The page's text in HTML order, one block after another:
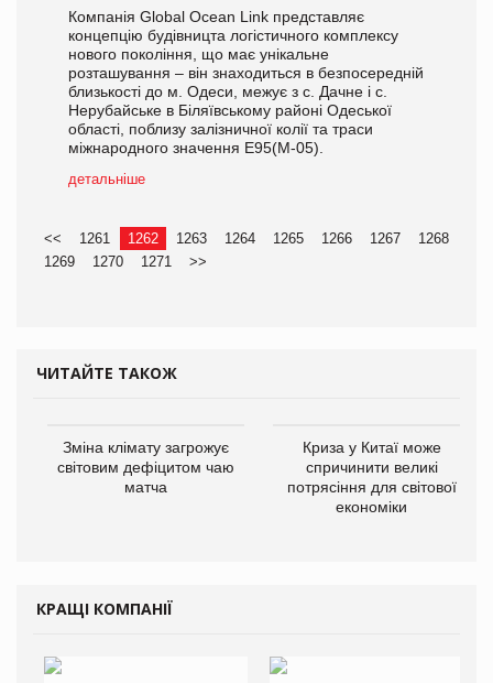
Компанія Global Ocean Link представляє
концепцію будівницта логістичного комплексу
нового покоління, що має унікальне
розташування – він знаходиться в безпосередній
близькості до м. Одеси, межує з с. Дачне і с.
Нерубайське в Біляївському районі Одеської
області, поблизу залізничної колії та траси
міжнародного значення Е95(М-05).
детальніше
<< 1261 1262 1263 1264 1265 1266 1267
1268
1269
1270 1271 >>
ЧИТАЙТЕ ТАКОЖ
Зміна клімату загрожує
світовим дефіцитом чаю
матча
Криза у Китаї може
спричинити великі
потрясіння для світової
економіки
КРАЩІ КОМПАНІЇ